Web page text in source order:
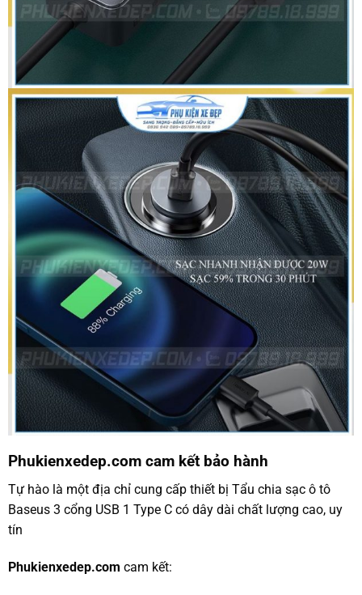
Phukienxedep.com cam kết bảo hành
Tự hào là một địa chỉ cung cấp thiết bị Tẩu chia sạc ô tô
Baseus 3 cổng USB 1 Type C có dây dài chất lượng cao, uy
tín
Phukienxedep.com cam kết: